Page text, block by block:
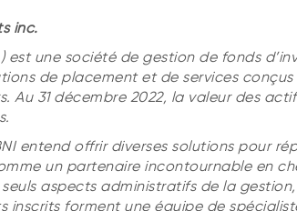
inc.
est une société de gestion de fonds
de placement et de services conçus
31 décembre 2022, la valeur des
entend offrir diverses solutions pour
un partenaire incontournable en
aspects administratifs de la
inscrits forment une équipe de